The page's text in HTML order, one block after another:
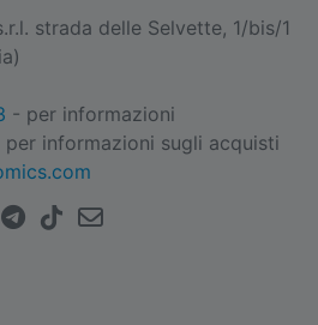
strada delle Selvette, 1/bis/1
- per informazioni
per informazioni sugli acquisti